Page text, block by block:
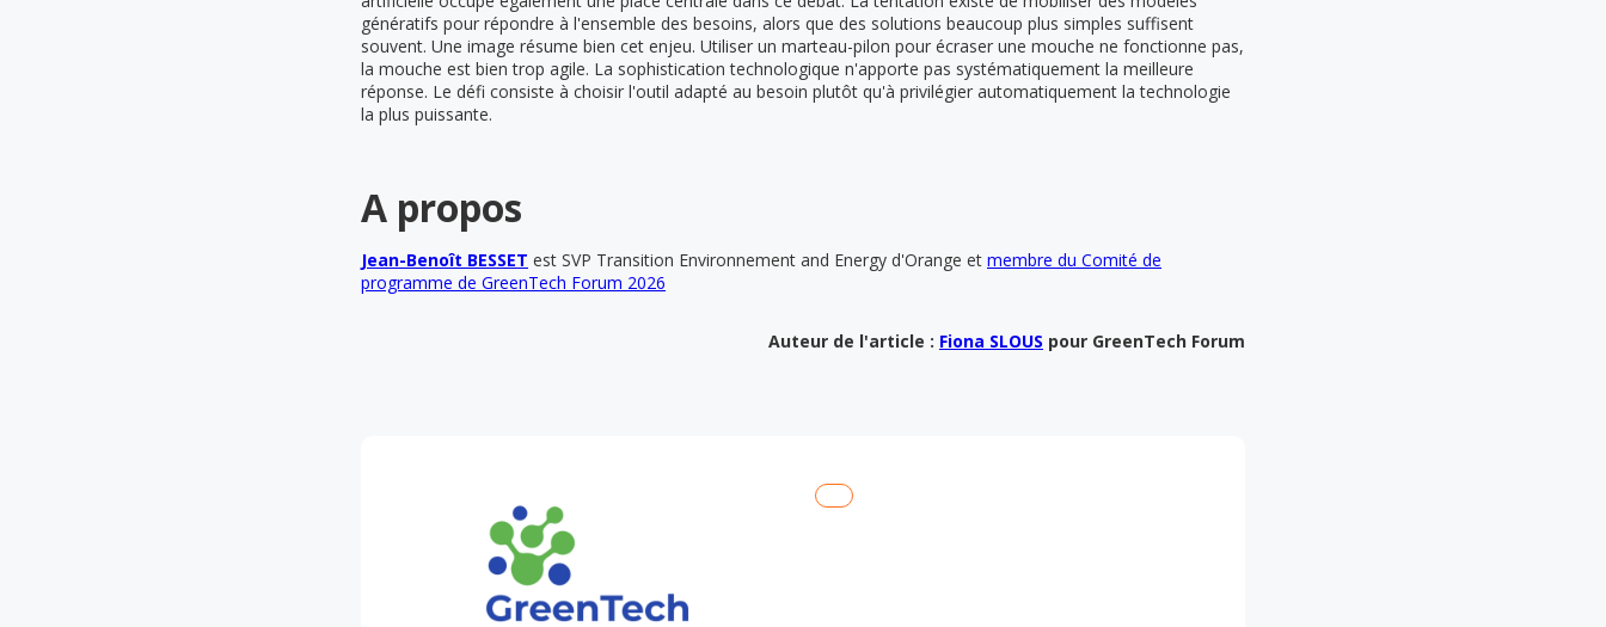
génératifs pour répondre à l'ensemble des besoins, alors que des solutions beaucoup plus simples suffisent
souvent. Une image résume bien cet enjeu. Utiliser un marteau-pilon pour écraser une mouche ne fonctionne pas,
la mouche est bien trop agile. La sophistication technologique n'apporte pas systématiquement la meilleure
réponse. Le défi consiste à choisir l'outil adapté au besoin plutôt qu'à privilégier automatiquement la technologie
la plus puissante.
A propos
Jean-Benoît BESSET est SVP Transition Environnement and Energy d'Orange et membre du Comité de
programme de GreenTech Forum 2026
Auteur de l'article : Fiona SLOUS pour GreenTech Forum